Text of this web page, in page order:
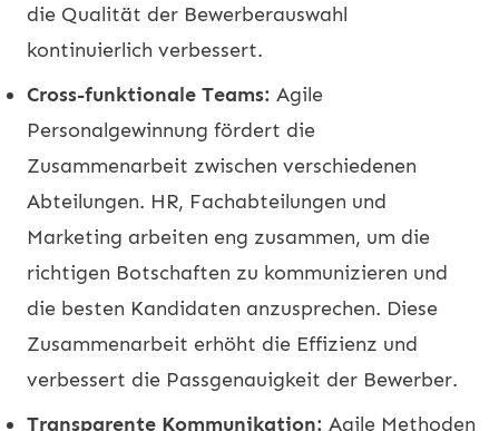
die Qualität der Bewerberauswahl
kontinuierlich verbessert.
Cross-funktionale Teams: Agile
Personalgewinnung fördert die
Zusammenarbeit zwischen verschiedenen
Abteilungen. HR, Fachabteilungen und
Marketing arbeiten eng zusammen, um die
richtigen Botschaften zu kommunizieren und
die besten Kandidaten anzusprechen. Diese
Zusammenarbeit erhöht die Effizienz und
verbessert die Passgenauigkeit der Bewerber.
Transparente Kommunikation: Agile Methoden